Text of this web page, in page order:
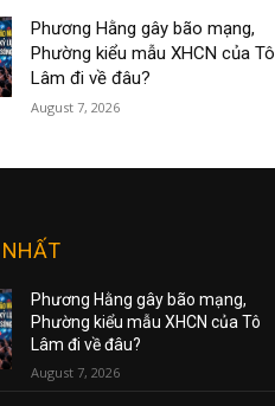
Phương Hằng gây bão mạng,
Phường kiểu mẫu XHCN của Tô
Lâm đi về đâu?
August 7, 2026
NHẤT
Phương Hằng gây bão mạng,
Phường kiểu mẫu XHCN của Tô
Lâm đi về đâu?
August 7, 2026